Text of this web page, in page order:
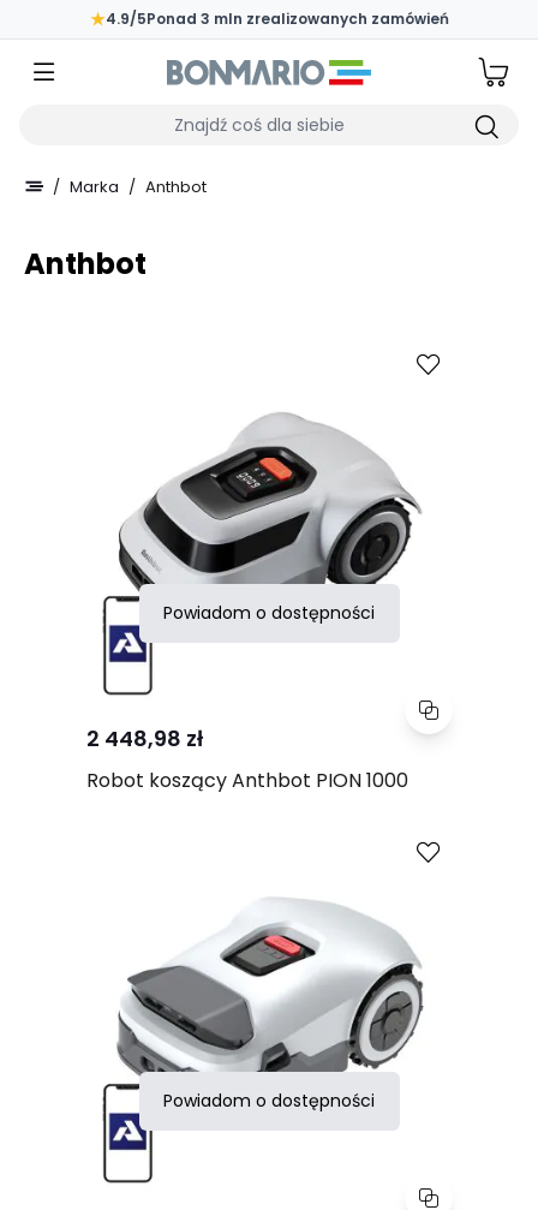
Przejdź do głównej zawartości strony
★4.9/5Ponad 3 mln zrealizowanych zamówień
Wpisz czego szukasz
/ Marka / Anthbot
Anthbot
Powiadom o dostępności
2 448,98 zł
Robot koszący Anthbot PION 1000
Powiadom o dostępności